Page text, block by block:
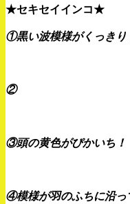
★セキセイインコ★
①黒い波模様がくっきり
②
③頭の黄色がぴかいち！
④模様が羽のふちに沿っ